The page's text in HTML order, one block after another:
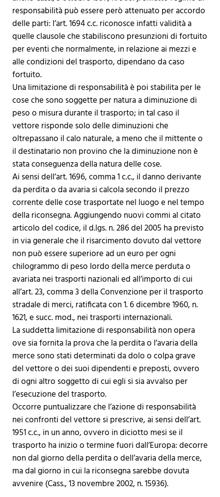
responsabilità può essere però attenuato per accordo
delle parti: l’art. 1694 c.c. riconosce infatti validità a
quelle clausole che stabiliscono presunzioni di fortuito
per eventi che normalmente, in relazione ai mezzi e
alle condizioni del trasporto, dipendano da caso
fortuito.
Una limitazione di responsabilità è poi stabilita per le
cose che sono soggette per natura a diminuzione di
peso o misura durante il trasporto; in tal caso il
vettore risponde solo delle diminuzioni che
oltrepassano il calo naturale, a meno che il mittente o
il destinatario non provino che la diminuzione non è
stata conseguenza della natura delle cose.
Ai sensi dell’art. 1696, comma 1 c.c., il danno derivante
da perdita o da avaria si calcola secondo il prezzo
corrente delle cose trasportate nel luogo e nel tempo
della riconsegna. Aggiungendo nuovi commi al citato
articolo del codice, il d.lgs. n. 286 del 2005 ha previsto
in via generale che il risarcimento dovuto dal vettore
non può essere superiore ad un euro per ogni
chilogrammo di peso lordo della merce perduta o
avariata nei trasporti nazionali ed all’importo di cui
all’art. 23, comma 3 della Convenzione per il trasporto
stradale di merci, ratificata con 1. 6 dicembre 1960, n.
1621, e succ. mod., nei trasporti internazionali.
La suddetta limitazione di responsabilità non opera
ove sia fornita la prova che la perdita o l’avaria della
merce sono stati determinati da dolo o colpa grave
del vettore o dei suoi dipendenti e preposti, ovvero
di ogni altro soggetto di cui egli si sia avvalso per
l’esecuzione del trasporto.
Occorre puntualizzare che l’azione di responsabilità
nei confronti del vettore si prescrive, ai sensi dell’art.
1951 c.c., in un anno, ovvero in diciotto mesi se il
trasporto ha inizio o termine fuori dall’Europa: decorre
non dal giorno della perdita o dell’avaria della merce,
ma dal giorno in cui la riconsegna sarebbe dovuta
avvenire (Cass., 13 novembre 2002, n. 15936).